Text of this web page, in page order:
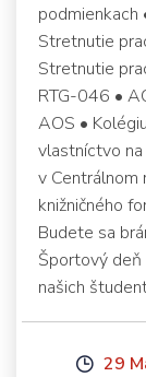
podmienkach
Stretnutie
Stretnutie
RTG-046 •
AOS •
vlastníctvo na
v Centrálnom
knižničného
Budete sa
Športový
našich
29